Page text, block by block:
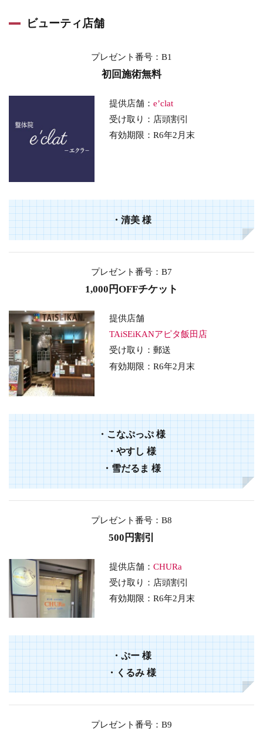
ビューティ店舗
プレゼント番号：B1
初回施術無料
提供店舗：e’clat
受け取り：店頭割引
有効期限：R6年2月末
・清美様
プレゼント番号：B7
1,000円OFFチケット
提供店舗
TAiSEiKANアピタ飯田店
受け取り：郵送
有効期限：R6年2 月末
・こなぷっぷ様
・やすし様
・雪だるま様
プレゼント番号：B8
500円割引
提供店舗：CHURa
受け取り：店頭割引
有効期限：R6年2月末
・ぷー様
・くるみ様
プレゼント番号：B9